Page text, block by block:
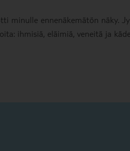
minulle ennenäkemätön näky.
ihmisiä, eläimiä, veneitä ja